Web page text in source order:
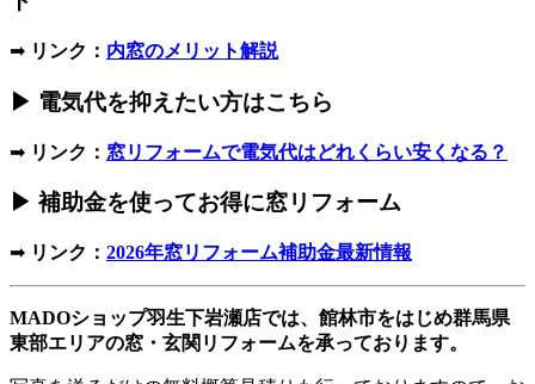
➡ リンク： 内窓のメリット解説
▶ 電気代を抑えたい方はこちら
➡ リンク： 窓リフォームで電気代はどれくらい安くなる？
▶ 補助金を使ってお得に窓リフォーム
➡ リンク： 2026年窓リフォーム補助金最新情報
MADOショップ羽生下岩瀬店では、館林市をはじめ群馬県
東部エリアの窓・玄関リフォームを承っております。